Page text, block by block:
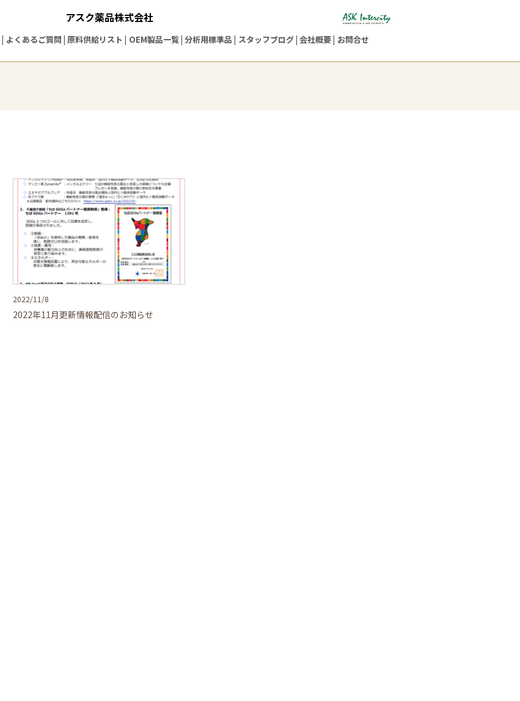
アスク薬品株式会社
よくあるご質問 原料供給リスト OEM製品一覧 分析用標準品 スタッフブログ 会社概要 お問合せ
2022/11/8
2022年11月更新情報配信のお知らせ